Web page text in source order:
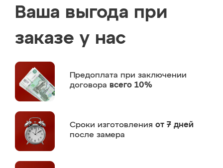
Ваша выгода при
заказе у нас
Предоплата при заключении
договора всего 10%
Сроки изготовления от 7 дней
после замера